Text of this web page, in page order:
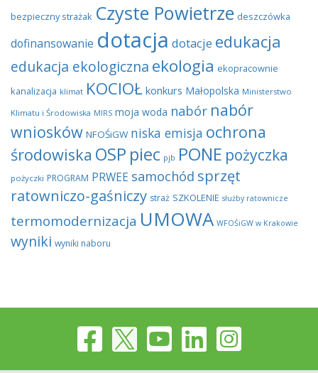
bezpieczny strażak Czyste Powietrze deszczówka
dofinansowanie dotacja dotacje edukacja
edukacja ekologiczna ekologia ekopracownie
kanalizacja klimat KOCIOŁ konkurs Małopolska Ministerstwo
Klimatu i Środowiska MIRS moja woda nabór nabór
wniosków NFOŚiGW niska emisja ochrona
środowiska OSP piec pjb PONE pożyczka
pożyczki PROGRAM PRWEE samochód sprzęt
ratowniczo-gaśniczy straż SZKOLENIE służby ratownicze
termomodernizacja UMOWA WFOŚiGW w Krakowie
wyniki wyniki naboru